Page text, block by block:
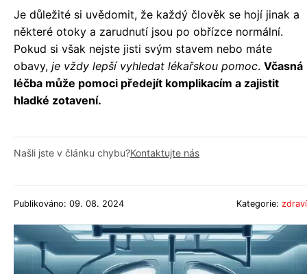
Je důležité si uvědomit, že každý člověk se hojí jinak a
některé otoky a zarudnutí jsou po obřízce normální.
Pokud si však nejste jisti svým stavem nebo máte
obavy, je vždy lepší vyhledat lékařskou pomoc. Včasná
léčba může pomoci předejít komplikacím a zajistit
hladké zotavení.
Našli jste v článku chybu?Kontaktujte nás
Publikováno: 09. 08. 2024 Kategorie: zdraví